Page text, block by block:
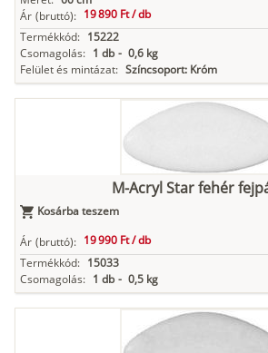
Ár (bruttó): 19 890 Ft /db
Termékkód: 15222
Csomagolás: 1 db - 0,6 kg
Felület és mintázat: Színcsoport: Króm
M-Acryl Star fehér
Kosárba teszem
Ár (bruttó): 19 990 Ft /db
Termékkód: 15033
Csomagolás: 1 db - 0,5 kg